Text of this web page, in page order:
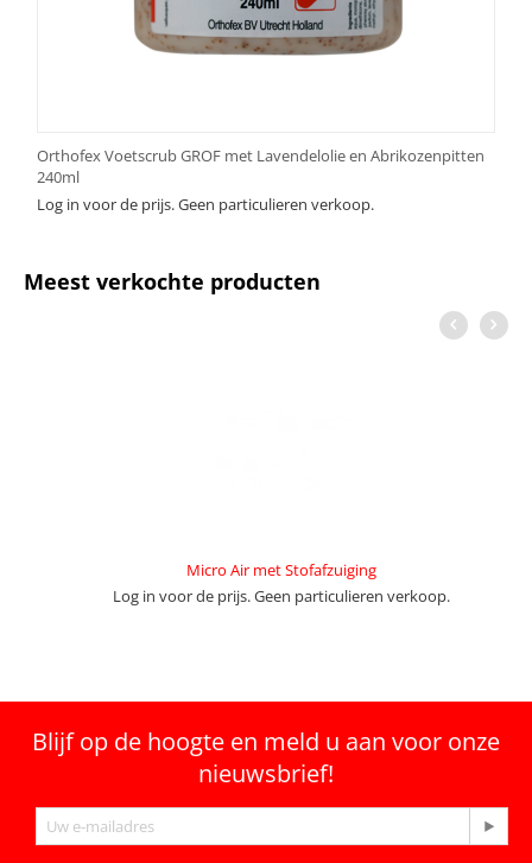
Orthofex Voetscrub GROF met Lavendelolie en Abrikozenpitten
240ml
Log in voor de prijs. Geen particulieren verkoop.
Meest verkochte producten
Micro Air met Stofafzuiging
Log in voor de prijs. Geen particulieren verkoop.
Blijf op de hoogte en meld u aan voor onze
nieuwsbrief!